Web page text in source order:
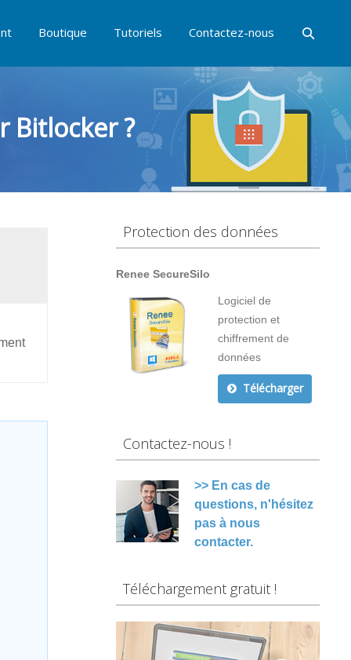
Boutique Tutoriels Contactez-nous
Bitlocker ?
Protection des données
Renee SecureSilo
Logiciel de
protection et
chiffrement de
données
Télécharger
Contactez-nous !
>> En cas de
questions, n'hésitez
pas à nous
contacter.
Téléchargement gratuit !